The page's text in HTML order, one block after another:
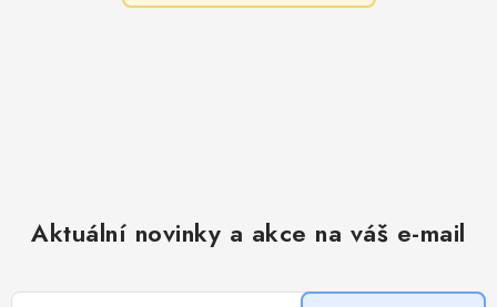
Aktuální novinky a akce na váš e-mail